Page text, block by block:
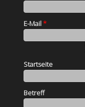
E-Mail*
Startseite
Betreff